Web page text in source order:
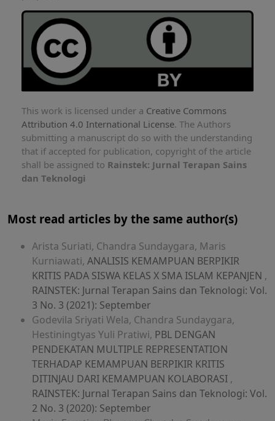
This work is licensed under a Creative Commons
Attribution 4.0 International License. The Authors
submitting a manuscript do so with the understanding
that if accepted for publication, copyright of the article
shall be assigned to Rainstek: Jurnal Terapan Sains
dan Teknologi
Most read articles by the same author(s)
Arista Suriati, Chandra Sundaygara, Maris
Kurniawati, ANALISIS KEMAMPUAN BERPIKIR
KRITIS PADA SISWA KELAS X SMA ISLAM KEPANJEN ,
RAINSTEK: Jurnal Terapan Sains dan Teknologi: Vol.
3 No. 3 (2021): September
Godevila Sriyati Wela, Chandra Sundaygara,
Hestiningtyas Yuli Pratiwi, PBL DENGAN
PENDEKATAN MULTIPLE REPRESENTATION
TERHADAP KEMAMPUAN BERPIKIR KRITIS
DITINJAU DARI KEMAMPUAN KOLABORASI ,
RAINSTEK: Jurnal Terapan Sains dan Teknologi: Vol.
2 No. 3 (2020): September